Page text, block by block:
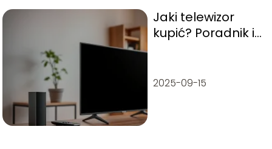
Jaki telewizor
kupić? Poradnik i
2025-09-15